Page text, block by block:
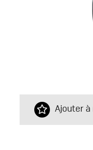
Ajouter à